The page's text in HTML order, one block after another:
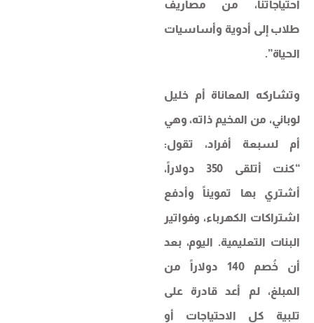
احتياجاتنا، من مصاريف
طلاب إلى أدوية وأساسيات
الحياة”.
وتشاركه المعاناة أم خليل
لوباني، من المخيم ذاته، وهي
أم لسبعة أفراد، تقول:
“كنت أتلقى 350 دولاراً،
أشتري بها تمويناً وأدفع
اشتراكات الكهرباء، وفواتير
البنات التعليمية. اليوم، بعد
أن خُصم 140 دولاراً من
المبلغ، لم أعد قادرة على
تلبية كل الاحتياجات أو